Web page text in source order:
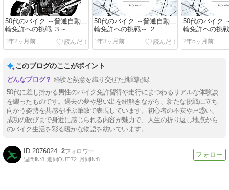
50代のバイク ～普通自動二
輪免許への挑戦 ３～
1年2ヶ月前
50代のバイク ～普通自動二
輪免許への挑戦～ ２
1年3ヶ月前
50代のバイク
輪免許への挑
2年5ヶ月前
このブログのここがポイント
経験と熱意を織り交ぜた挑戦記録
50代に差し掛かる男性のバイク免許習得や走行にまつわるリアルな体験談
を綴ったものです。過去の夢や思い出を紐解きながら、新たな挑戦に立ち
向かう姿勢を共感を呼ぶ筆致で表現しています。初心者の不安や戸惑い、
成功の歓びまで身近に感じられる内容が魅力で、人生の折り返し地点から
のバイク生活を彩る暖かな物語を紡いでいます。
2076024 2
週間IN:8 週間OUT:72 月間IN:8